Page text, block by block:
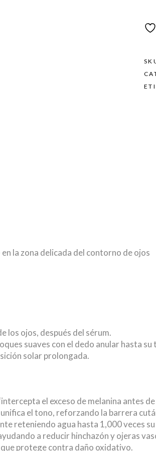
la zona delicada del contorno de ojos
los ojos, después del sérum.
suaves con el dedo anular hasta
solar prolongada.
el exceso de melanina antes de
unifica el tono, reforzando la barrera
reteniendo agua hasta 1,000 veces su
a reducir hinchazón y ojeras
protege contra daño oxidativo.